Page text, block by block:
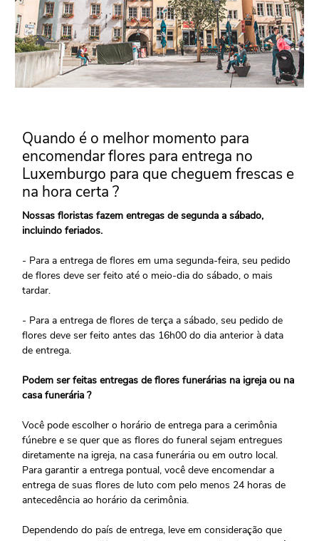
Quando é o melhor momento para
encomendar flores para entrega no
Luxemburgo para que cheguem frescas e
na hora certa ?
Nossas floristas fazem entregas de segunda a sábado,
incluindo feriados.
- Para a entrega de flores em uma segunda-feira, seu pedido
de flores deve ser feito até o meio-dia do sábado, o mais
tardar.
- Para a entrega de flores de terça a sábado, seu pedido de
flores deve ser feito antes das 16h00 do dia anterior à data
de entrega.
Podem ser feitas entregas de flores funerárias na igreja ou na
casa funerária ?
Você pode escolher o horário de entrega para a cerimônia
fúnebre e se quer que as flores do funeral sejam entregues
diretamente na igreja, na casa funerária ou em outro local.
Para garantir a entrega pontual, você deve encomendar a
entrega de suas flores de luto com pelo menos 24 horas de
antecedência ao horário da cerimônia.
Dependendo do país de entrega, leve em consideração que